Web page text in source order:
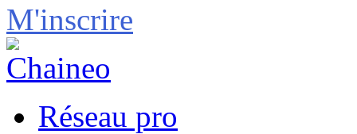
M'inscrire
Réseau pro